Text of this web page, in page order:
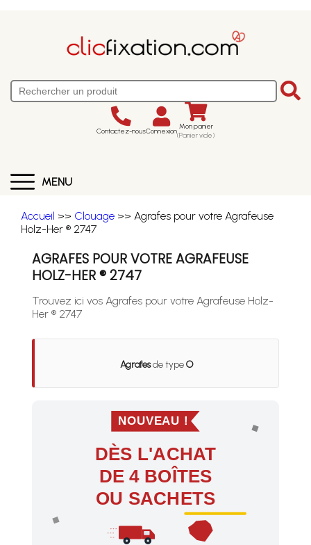
Contactez-nousConnexion Mon panier
(Panier vide)
MENU
Accueil >> Clouage >> Agrafes pour votre Agrafeuse
Holz-Her ® 2747
AGRAFES POUR VOTRE AGRAFEUSE
HOLZ-HER ® 2747
Trouvez ici vos Agrafes pour votre Agrafeuse Holz-
Her ® 2747
Agrafesde typeO
NOUVEAU !
DÈS L'ACHAT
DE 4 BOÎTES
OU SACHETS